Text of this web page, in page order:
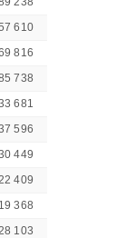
610
816
738
681
596
449
409
19 368
103